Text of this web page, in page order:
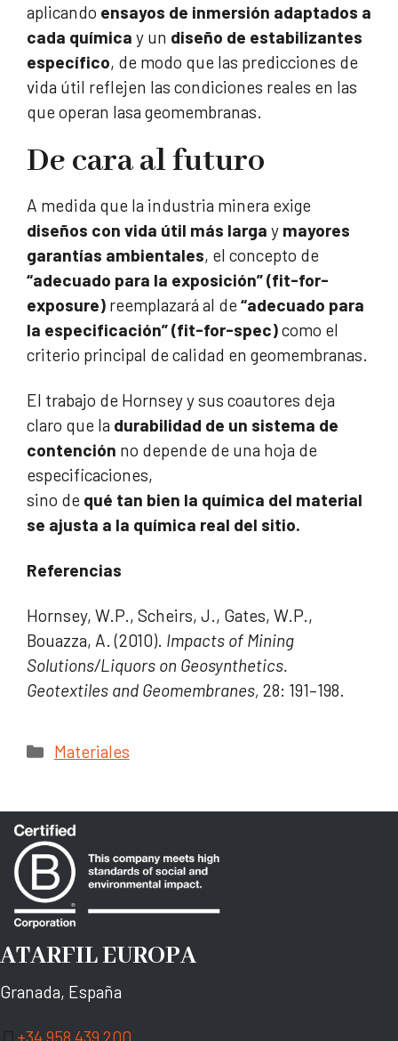
aplicando ensayos de inmersión adaptados a
cada química y un diseño de estabilizantes
específico, de modo que las predicciones de
vida útil reflejen las condiciones reales en las
que operan lasa geomembranas.
De cara al futuro
A medida que la industria minera exige
diseños con vida útil más larga y mayores
garantías ambientales, el concepto de
“adecuado para la exposición” (fit-for-
exposure) reemplazará al de “adecuado para
la especificación” (fit-for-spec)como el
criterio principal de calidad en geomembranas.
El trabajo de Hornsey y sus coautores deja
claro que la durabilidad de un sistema de
contención no depende de una hoja de
especificaciones,
sino de qué tan bien la química del material
se ajusta a la química real del sitio.
Referencias
Hornsey, W.P., Scheirs, J., Gates, W.P.,
Bouazza, A. (2010). Impacts of Mining
Solutions/Liquors on Geosynthetics.
Geotextiles and Geomembranes, 28: 191–198.
Categorías
Materiales
ATARFIL EUROPA
Granada, España